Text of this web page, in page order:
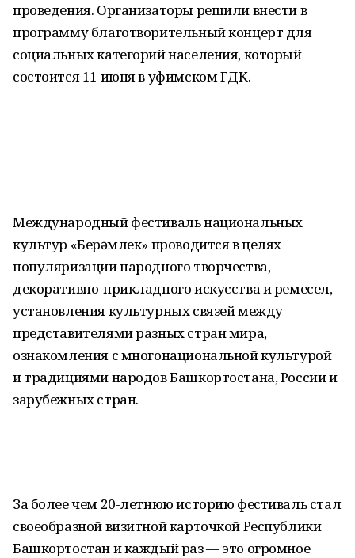
проведения. Организаторы решили внести в
программу благотворительный концерт для
социальных категорий населения, который
состоится 11 июня в уфимском ГДК.
Международный фестиваль национальных
культур «Берҙәмлек» проводится в целях
популяризации народного творчества,
декоративно-прикладного искусства и ремесел,
установления культурных связей между
представителями разных стран мира,
ознакомления с многонациональной культурой
и традициями народов Башкортостана, России и
зарубежных стран.
За более чем 20-летнюю историю фестиваль стал
своеобразной визитной карточкой Республики
Башкортостан и каждый раз — это огромное